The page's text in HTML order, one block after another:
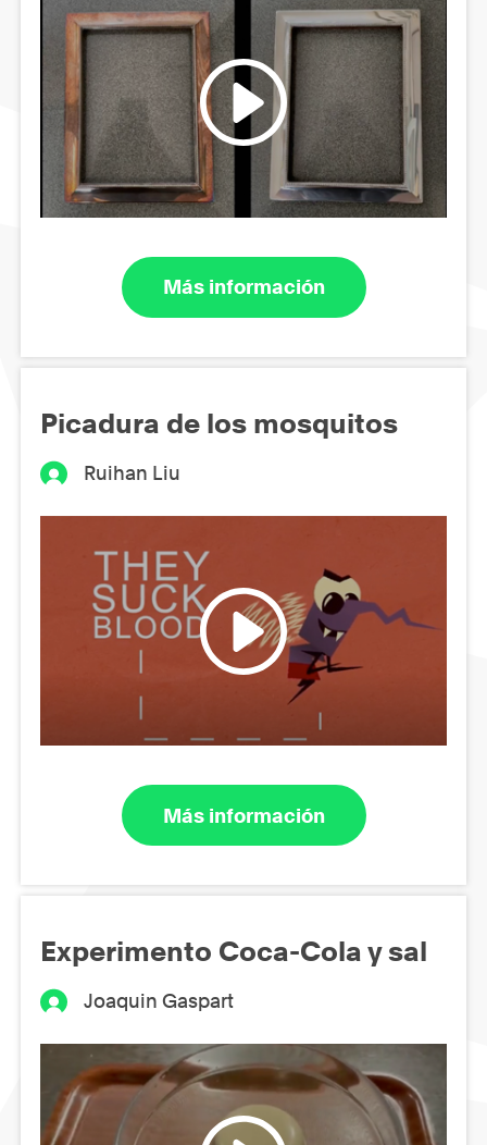
Más información
Picadura de los mosquitos
Ruihan Liu
Más información
Experimento Coca-Cola y sal
Joaquin Gaspart